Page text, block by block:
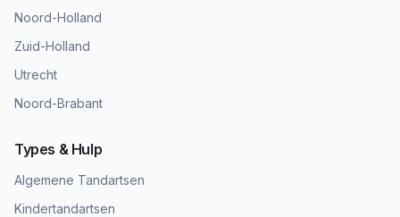
Noord-Holland
Zuid-Holland
Utrecht
Noord-Brabant
Types & Hulp
Algemene Tandartsen
Kindertandartsen